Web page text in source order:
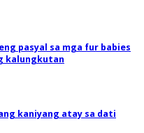
pasyal sa mga fur babies
kalungkutan
kaniyang atay sa dati